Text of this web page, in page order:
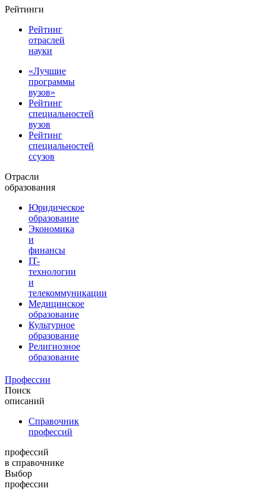
Рейтинги
Рейтинг
отраслей
науки
«Лучшие
программы
вузов»
Рейтинг
специальностей
вузов
Рейтинг
специальностей
ссузов
Отрасли
образования
Юридическое
образование
Экономика
и
финансы
IT-
технологии
и
телекоммуникации
Медицинское
образование
Культурное
образование
Религиозное
образование
Профессии
Поиск
описаний
Справочник
профессий
профессий
в справочнике
Выбор
профессии